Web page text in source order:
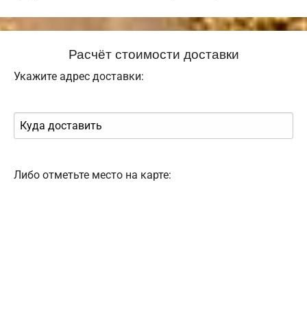
Расчёт стоимости доставки
Укажите адрес доставки:
Либо отметьте место на карте: